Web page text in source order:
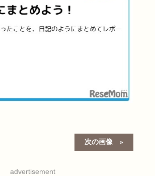
次の画像
advertisement